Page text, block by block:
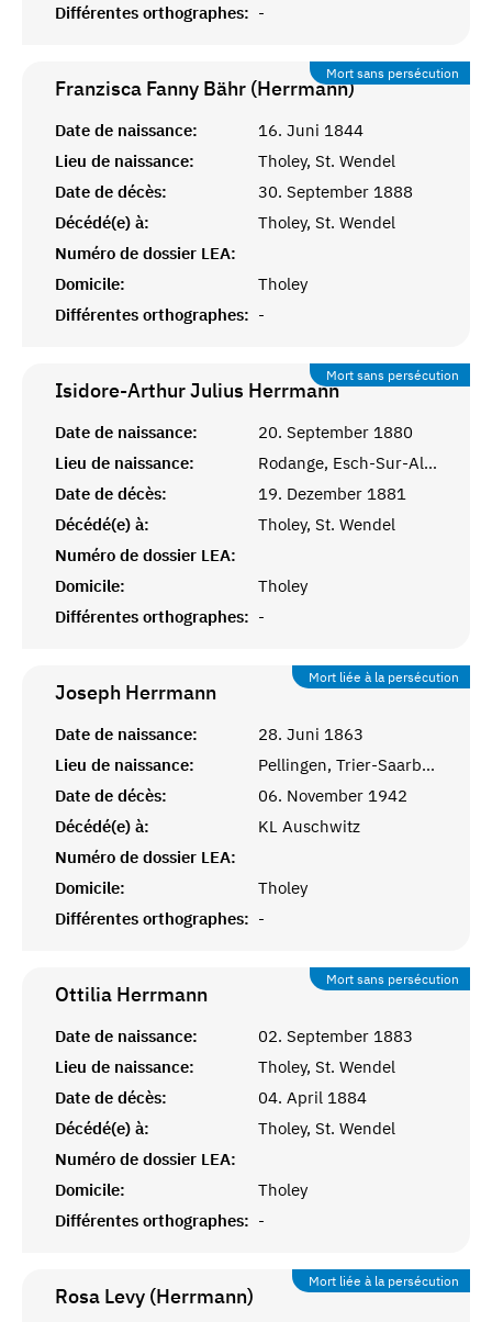
Différentes orthographes: -
Mort sans persécution
Franzisca Fanny Bähr (Herrmann)
Date de naissance:
16. Juni 1844
Lieu de naissance:
Tholey, St. Wendel
Date de décès:
30. September 1888
Décédé(e) à:
Tholey, St. Wendel
Numéro de dossier LEA:
Domicile:
Tholey
Différentes orthographes: -
Mort sans persécution
Isidore-Arthur Julius Herrmann
Date de naissance:
20. September 1880
Lieu de naissance:
Rodange, Esch-Sur-Alzette, Lux.
Date de décès:
19. Dezember 1881
Décédé(e) à:
Tholey, St. Wendel
Numéro de dossier LEA:
Domicile:
Tholey
Différentes orthographes: -
Mort liée à la persécution
Joseph Herrmann
Date de naissance:
28. Juni 1863
Lieu de naissance:
Pellingen, Trier-Saarburg
Date de décès:
06. November 1942
Décédé(e) à:
KL Auschwitz
Numéro de dossier LEA:
Domicile:
Tholey
Différentes orthographes: -
Mort sans persécution
Ottilia Herrmann
Date de naissance:
02. September 1883
Lieu de naissance:
Tholey, St. Wendel
Date de décès:
04. April 1884
Décédé(e) à:
Tholey, St. Wendel
Numéro de dossier LEA:
Domicile:
Tholey
Différentes orthographes: -
Mort liée à la persécution
Rosa Levy (Herrmann)